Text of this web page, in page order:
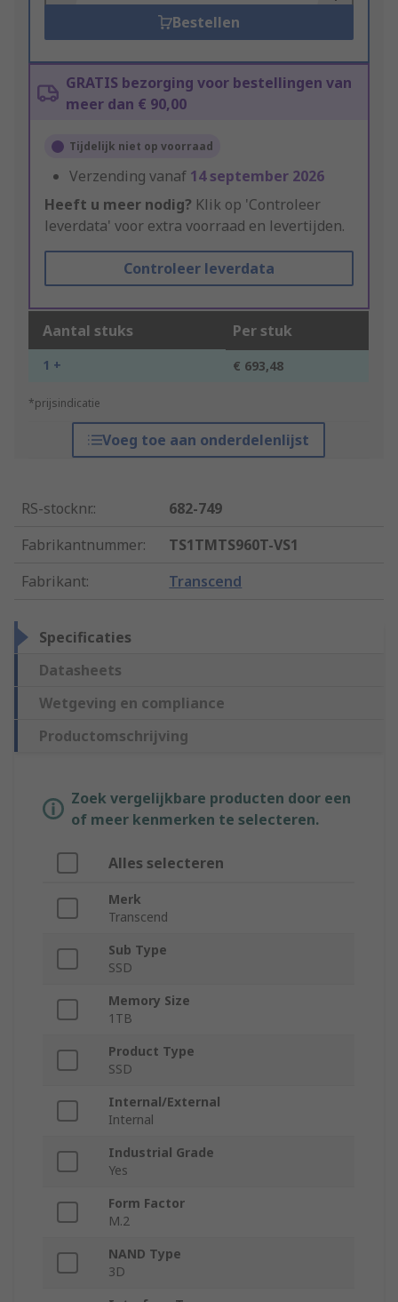
Bestellen
GRATIS bezorging voor bestellingen van
meer dan € 90,00
Tijdelijk niet op voorraad
Verzending vanaf 14 september 2026
Heeft u meer nodig? Klik op 'Controleer
leverdata' voor extra voorraad en levertijden.
Controleer leverdata
Aantal stuks Per stuk
1 + € 693,48
*prijsindicatie
Voeg toe aan onderdelenlijst
RS-stocknr.:
682-749
Fabrikantnummer:
TS1TMTS960T-VS1
Fabrikant: Transcend
Specificaties
Datasheets
Wetgeving en compliance
Productomschrijving
Zoek vergelijkbare producten door een
of meer kenmerken te selecteren.
Alles selecteren
Merk
Transcend
Sub Type
SSD
Memory Size
1TB
Product Type
SSD
Internal/External
Internal
Industrial Grade
Yes
Form Factor
M.2
NAND Type
3D